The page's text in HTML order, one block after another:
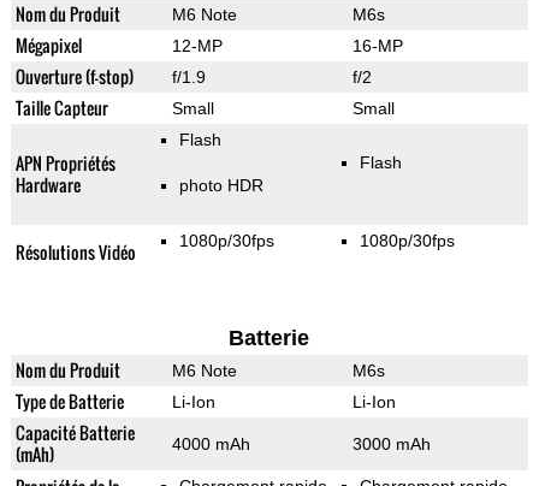
Nom du Produit M6 Note M6s
Mégapixel 12-MP 16-MP
Ouverture (f-stop) f/1.9 f/2
Taille Capteur Small Small
APN Propriétés
Hardware
Flash
photo HDR
Flash
Résolutions Vidéo 1080p/30fps 1080p/30fps
Batterie
Nom du Produit M6 Note M6s
Type de Batterie Li-Ion Li-Ion
Capacité Batterie
(mAh)
4000 mAh 3000 mAh